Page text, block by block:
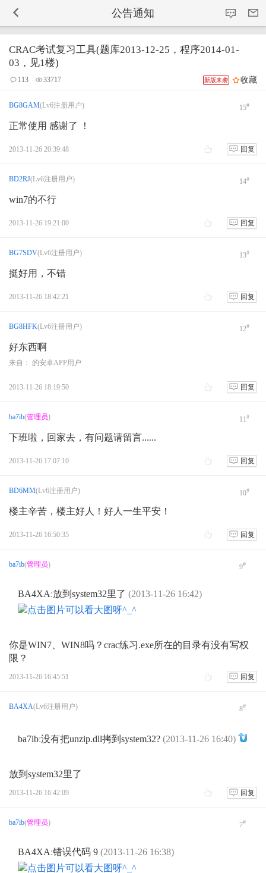
公告通知
CRAC考试复习工具(题库2013-12-25，程序2014-01-
03，见1楼)
113 33717 新版来袭 收藏
BG8GAM(Lv6注册用户) 15#
正常使用 感谢了 ！
2013-11-26 20:39:48 回复
BD2RJ(Lv6注册用户) 14#
win7的不行
2013-11-26 19:21:00 回复
BG7SDV(Lv6注册用户) 13#
挺好用，不错
2013-11-26 18:42:21 回复
BG8HFK(Lv6注册用户) 12#
好东西啊
来自： 的安卓APP用户
2013-11-26 18:19:50 回复
ba7ib(管理员) 11#
下班啦，回家去，有问题请留言......
2013-11-26 17:07:10 回复
BD6MM(Lv6注册用户) 10#
楼主辛苦，楼主好人！好人一生平安！
2013-11-26 16:50:35 回复
ba7ib(管理员) 9#
BA4XA:放到system32里了 (2013-11-26 16:42)
你是WIN7、WIN8吗？crac练习.exe所在的目录有没有写权
限？
2013-11-26 16:45:51 回复
BA4XA(Lv6注册用户) 8#
ba7ib:没有把unzip.dll拷到system32? (2013-11-26 16:40)
放到system32里了
2013-11-26 16:42:09 回复
ba7ib(管理员) 7#
BA4XA:错误代码 9 (2013-11-26 16:38)